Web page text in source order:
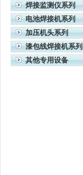
焊接监测仪系列
电池焊接机系列
加压机头系列
漆包线焊接机系列
其他专用设备